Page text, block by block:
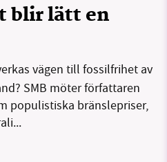
Sparade inlägg Tipsa oss
blir lätt en
vägen till fossilfrihet av
SMB möter författaren
populistiska bränslepriser,